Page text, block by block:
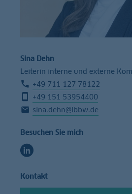
Sina Dehn
Leiterin interne und externe
+49 711 127 78122
+49 151 53954400
sina.dehn@lbbw.de
Besuchen Sie mich
Kontakt